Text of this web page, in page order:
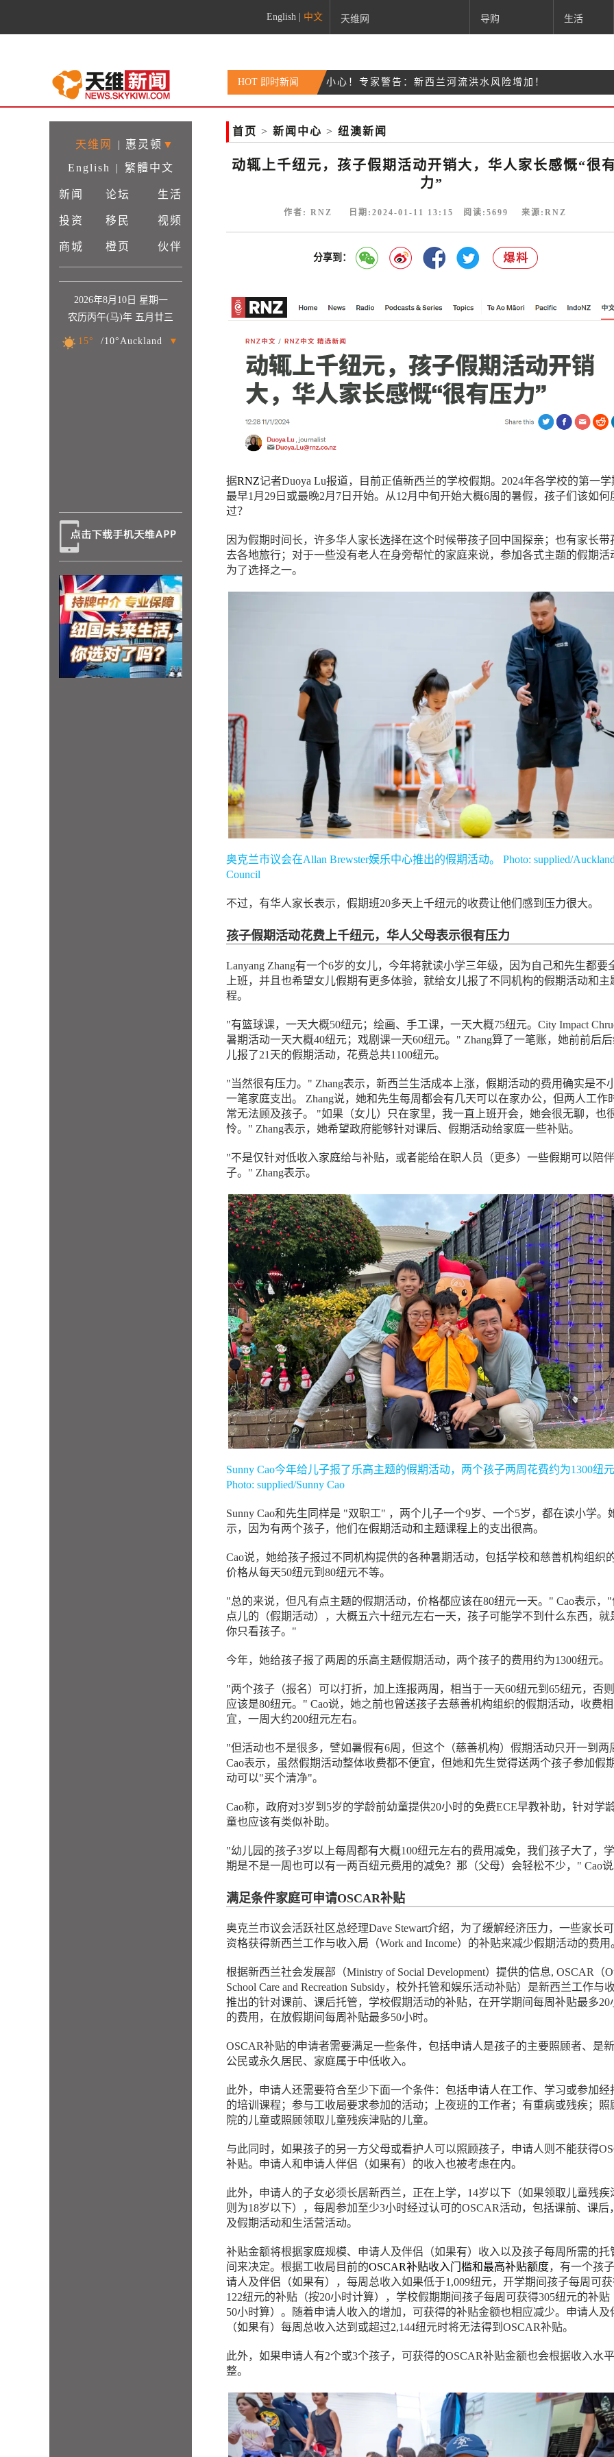
English 中文 天维网 导购 生活
HOT 即时新闻
小心！专家警告：新西兰河流洪水风险增加！
欠缴罚金110纽币 奥克兰市议会车辆被法院扣押
天维网 | 惠灵顿 ▼
English
| 繁體中文
新闻 论坛 生活
投资 移民 视频
商城 橙页 伙伴
2026年8月10日 星期一
农历丙午(马)年 五月廿三
15° /10°Auckland ▼
首页 > 新闻中心 > 纽澳新闻
动辄上千纽元，孩子假期活动开销大，华人家长感慨“很
力”
作者: RNZ 日期:2024-01-11 13:15 阅读: 5699 来源:RNZ
分享到：
据RNZ记者Duoya Lu报道，目前正值新西兰的学校假期。2024年各学校的第一学
最早1月29日或最晚2月7日开始。从12月中旬开始大概6周的暑假，孩子们该如何
过？
因为假期时间长，许多华人家长选择在这个时候带孩子回中国探亲；也有家长带
去各地旅行；对于一些没有老人在身旁帮忙的家庭来说，参加各式主题的假期活
为了选择之一。
奥克兰市议会在Allan Brewster娱乐中心推出的假期活动。 Photo: supplied/
Council
不过，有华人家长表示，假期班20多天上千纽元的收费让他们感到压力很大。
孩子假期活动花费上千纽元，华人父母表示很有压力
Lanyang Zhang有一个6岁的女儿，今年将就读小学三年级，因为自己和先生都要
上班，并且也希望女儿假期有更多体验，就给女儿报了不同机构的假期活动和主
程。
"有篮球课，一天大概50纽元；绘画、手工课，一天大概75纽元。City Impact
暑期活动一天大概40纽元；戏剧课一天60纽元。" Zhang算了一笔账，她前前后
儿报了21天的假期活动，花费总共1100纽元。
"当然很有压力。" Zhang表示，新西兰生活成本上涨，假期活动的费用确实是不
一笔家庭支出。 Zhang说，她和先生每周都会有几天可以在家办公，但两人工作
常无法顾及孩子。 "如果（女儿）只在家里，我一直上班开会，她会很无聊，也
怜。" Zhang表示，她希望政府能够针对课后、假期活动给家庭一些补贴。
"不是仅针对低收入家庭给与补贴，或者能给在职人员（更多）一些假期可以陪
子。" Zhang表示。
Sunny Cao今年给儿子报了乐高主题的假期活动，两个孩子两周花费约为1300纽
Photo: supplied/Sunny Cao
Sunny Cao和先生同样是 "双职工" ，两个儿子一个9岁、一个5岁，都在读小学。
示，因为有两个孩子，他们在假期活动和主题课程上的支出很高。
Cao说，她给孩子报过不同机构提供的各种暑期活动，包括学校和慈善机构组织
价格从每天50纽元到80纽元不等。
"总的来说，但凡有点主题的假期活动，价格都应该在80纽元一天。" Cao表示，
点儿的（假期活动），大概五六十纽元左右一天，孩子可能学不到什么东西，就
你只看孩子。"
今年，她给孩子报了两周的乐高主题假期活动，两个孩子的费用约为1300纽元。
"两个孩子（报名）可以打折，加上连报两周，相当于一天60纽元到65纽元，否
应该是80纽元。" Cao说，她之前也曾送孩子去慈善机构组织的假期活动，收费
宜，一周大约200纽元左右。
"但活动也不是很多，譬如暑假有6周，但这个（慈善机构）假期活动只开一到两
Cao表示，虽然假期活动整体收费都不便宜，但她和先生觉得送两个孩子参加假
动可以"买个清净"。
Cao称，政府对3岁到5岁的学龄前幼童提供20小时的免费ECE早教补助，针对学
童也应该有类似补助。
"幼儿园的孩子3岁以上每周都有大概100纽元左右的费用减免，我们孩子大了，
期是不是一周也可以有一两百纽元费用的减免？那（父母）会轻松不少，" Cao
满足条件家庭可申请OSCAR补贴
奥克兰市议会活跃社区总经理Dave Stewart介绍，为了缓解经济压力，一些家长
资格获得新西兰工作与收入局（Work and Income）的补贴来减少假期活动的费用
根据新西兰社会发展部（Ministry of Social Development）提供的信息, OSCAR（
School Care and Recreation Subsidy，校外托管和娱乐活动补贴）是新西兰工作与
推出的针对课前、课后托管，学校假期活动的补贴，在开学期间每周补贴最多20
的费用，在放假期间每周补贴最多50小时。
OSCAR补贴的申请者需要满足一些条件，包括申请人是孩子的主要照顾者、是
公民或永久居民、家庭属于中低收入。
此外，申请人还需要符合至少下面一个条件：包括申请人在工作、学习或参加经
的培训课程；参与工收局要求参加的活动；上夜班的工作者；有重病或残疾；照
院的儿童或照顾领取儿童残疾津贴的儿童。
与此同时，如果孩子的另一方父母或看护人可以照顾孩子，申请人则不能获得
补贴。申请人和申请人伴侣（如果有）的收入也被考虑在内。
此外，申请人的子女必须长居新西兰，正在上学，14岁以下（如果领取儿童残疾
则为18岁以下），每周参加至少3小时经过认可的OSCAR活动，包括课前、课后
及假期活动和生活营活动。
补贴金额将根据家庭规模、申请人及伴侣（如果有）收入以及孩子每周所需的托
间来决定。根据工收局目前的OSCAR补贴收入门槛和最高补贴额度，有一个孩
请人及伴侣（如果有），每周总收入如果低于1,009纽元，开学期间孩子每周可
122纽元的补贴（按20小时计算），学校假期期间孩子每周可获得305纽元的补贴
50小时算）。随着申请人收入的增加，可获得的补贴金额也相应减少。申请人及
（如果有）每周总收入达到或超过2,144纽元时将无法得到OSCAR补贴。
此外，如果申请人有2个或3个孩子，可获得的OSCAR补贴金额也会根据收入水
整。